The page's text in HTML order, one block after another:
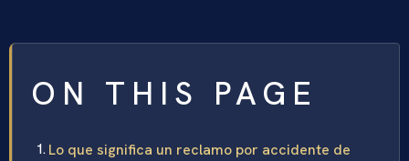
ON THIS PAGE
Lo que significa un reclamo por accidente de